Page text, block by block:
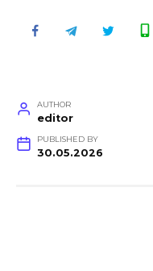
AUTHOR
editor
PUBLISHED BY
30.05.2026